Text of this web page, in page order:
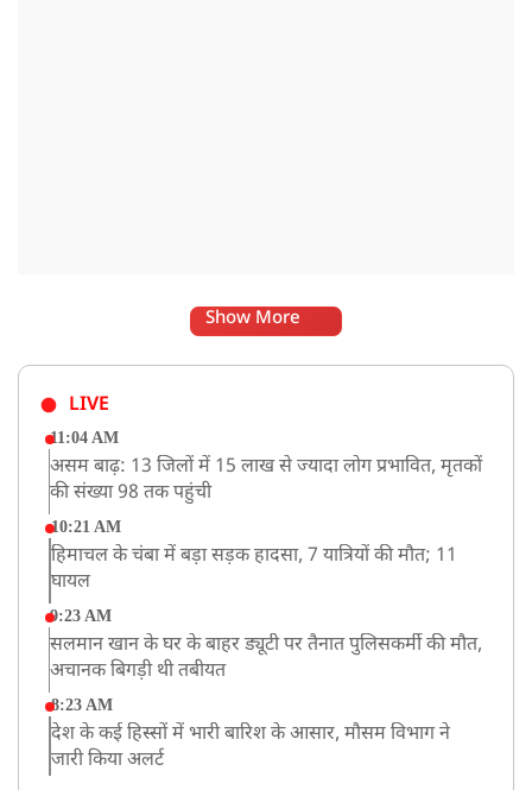
Show More
LIVE
11:04 AM
असम बाढ़: 13 जिलों में 15 लाख से ज्यादा लोग प्रभावित, मृतकों
की संख्या 98 तक पहुंची
10:21 AM
हिमाचल के चंबा में बड़ा सड़क हादसा, 7 यात्रियों की मौत; 11
घायल
9:23 AM
सलमान खान के घर के बाहर ड्यूटी पर तैनात पुलिसकर्मी की मौत,
अचानक बिगड़ी थी तबीयत
8:23 AM
देश के कई हिस्सों में भारी बारिश के आसार, मौसम विभाग ने
जारी किया अलर्ट